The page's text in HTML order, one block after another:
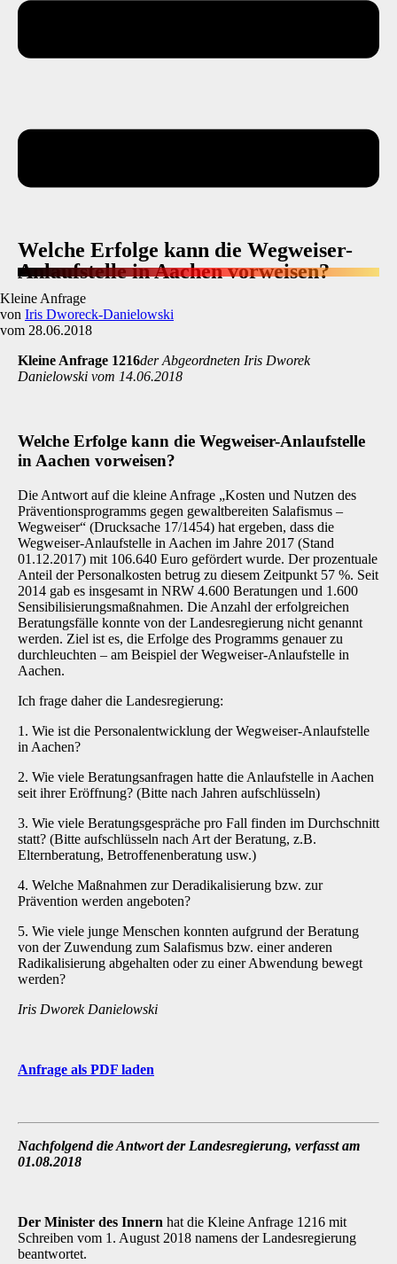
Welche Erfolge kann die Wegweiser-
Anlaufstelle in Aachen vorweisen?
Kleine Anfrage
von Iris Dworeck-Danielowski
vom 28.06.2018
Kleine Anfrage 1216der Abgeordneten Iris Dworek
Danielowski vom 14.06.2018
Welche Erfolge kann die Wegweiser-Anlaufstelle
in Aachen vorweisen?
Die Antwort auf die kleine Anfrage „Kosten und Nutzen des
Präventionsprogramms gegen gewaltbereiten Salafismus –
Wegweiser“ (Drucksache 17/1454) hat ergeben, dass die
Wegweiser-Anlaufstelle in Aachen im Jahre 2017 (Stand
01.12.2017) mit 106.640 Euro gefördert wurde. Der prozentuale
Anteil der Personalkosten betrug zu diesem Zeitpunkt 57 %. Seit
2014 gab es insgesamt in NRW 4.600 Beratungen und 1.600
Sensibilisierungsmaßnahmen. Die Anzahl der erfolgreichen
Beratungsfälle konnte von der Landesregierung nicht genannt
werden. Ziel ist es, die Erfolge des Programms genauer zu
durchleuchten – am Beispiel der Wegweiser-Anlaufstelle in
Aachen.
Ich frage daher die Landesregierung:
1. Wie ist die Personalentwicklung der Wegweiser-Anlaufstelle
in Aachen?
2. Wie viele Beratungsanfragen hatte die Anlaufstelle in Aachen
seit ihrer Eröffnung? (Bitte nach Jahren aufschlüsseln)
3. Wie viele Beratungsgespräche pro Fall finden im Durchschnitt
statt? (Bitte aufschlüsseln nach Art der Beratung, z.B.
Elternberatung, Betroffenenberatung usw.)
4. Welche Maßnahmen zur Deradikalisierung bzw. zur
Prävention werden angeboten?
5. Wie viele junge Menschen konnten aufgrund der Beratung
von der Zuwendung zum Salafismus bzw. einer anderen
Radikalisierung abgehalten oder zu einer Abwendung bewegt
werden?
Iris Dworek Danielowski
Anfrage als PDF laden
Nachfolgend die Antwort der Landesregierung, verfasst am
01.08.2018
Der Minister des Innern hat die Kleine Anfrage 1216 mit
Schreiben vom 1. August 2018 namens der Landesregierung
beantwortet.